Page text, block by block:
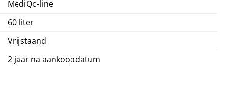
MediQo-line
60 liter
Vrijstaand
2 jaar na aankoopdatum